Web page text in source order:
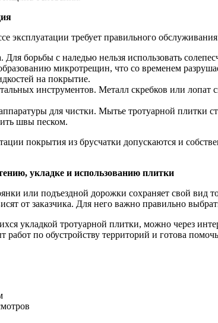
эксплуатации требует правильного
борьбы с наледью нельзя использовать
микротрещин, что со временем
на покрытие.
инструментов. Металл скребков или лопат
для чистки. Мытье тротуарной
швы песком.
покрытия из брусчатки допускаются и
укладке и использованию плитки
или подъездной дорожки сохраняет свой
от заказчика. Для него важно правильно
укладкой тротуарной плитки, можно через
работ по обустройству территорий и готова помочь